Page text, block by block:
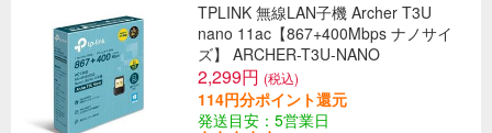
TPLINK 無線LAN子機 Archer T3U
nano 11ac【867+400Mbps ナノサイ
ズ】 ARCHER-T3U-NANO
2,299円 (税込)
114円分ポイント還元
発送目安：5営業日